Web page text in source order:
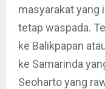
masyarakat yang
tetap waspada.
ke Balikpapan
ke Samarinda
Seoharto yang